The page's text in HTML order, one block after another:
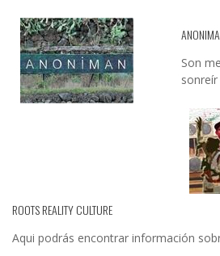
Son
sonreír
ROOTS REALITY CULTURE
Aqui podrás encontrar información